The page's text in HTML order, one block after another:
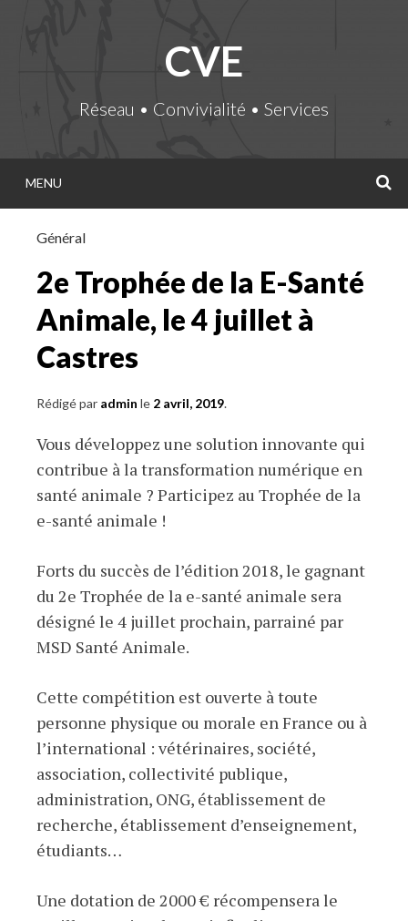
CVE
Réseau • Convivialité • Services
MENU
Général
2e Trophée de la E-Santé
Animale, le 4 juillet à
Castres
Rédigé par admin le 2 avril, 2019.
Vous développez une solution innovante qui
contribue à la transformation numérique en
santé animale ? Participez au Trophée de la
e-santé animale !
Forts du succès de l’édition 2018, le gagnant
du 2e Trophée de la e-santé animale sera
désigné le 4 juillet prochain, parrainé par
MSD Santé Animale.
Cette compétition est ouverte à toute
personne physique ou morale en France ou à
l’international : vétérinaires, société,
association, collectivité publique,
administration, ONG, établissement de
recherche, établissement d’enseignement,
étudiants…
Une dotation de 2000 € récompensera le